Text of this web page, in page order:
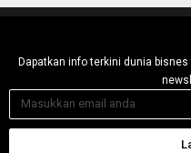
Dapatkan info terkini dunia